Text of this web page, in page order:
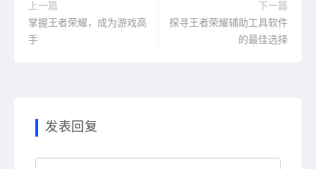
上一篇
掌握王者荣耀，成为游戏高
手
下一篇
探寻王者荣耀辅助工具软件
的最佳选择
发表回复